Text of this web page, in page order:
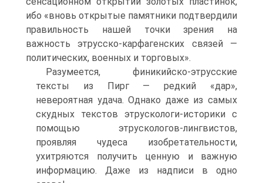
ибо «вновь открытые памятники подтвердили
правильность нашей точки зрения на
важность этрусско-карфагенских связей —
политических, военных и торговых».
Разумеется, финикийско-этрусские
тексты из Пирг — редкий «дар»,
невероятная удача. Однако даже из самых
скудных текстов этрускологи-историки с
помощью этрускологов-лингвистов,
проявляя чудеса изобретательности,
ухитряются получить ценную и важную
информацию. Даже из надписи в одно